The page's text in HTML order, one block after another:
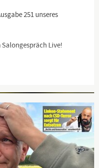
251 unseres
Live!
Alles weitere dann per
Taschenbuch von
Wahr...